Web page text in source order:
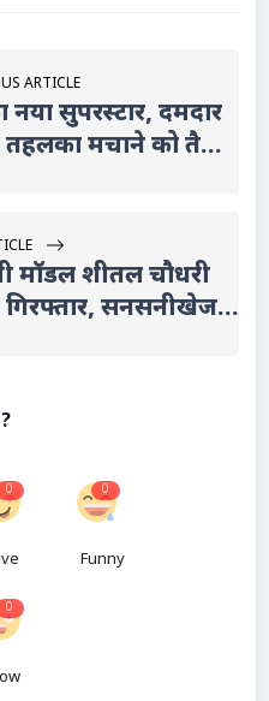
ARTICLE
सुपरस्टार, दमदार
तहलका मचाने को तै...
मॉडल शीतल चौधरी
गिरफ्तार, सनसनीखेज...
0 0
Funny
0